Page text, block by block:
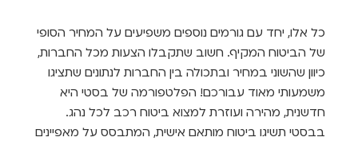
כל אלו, יחד עם גורמים נוספים משפיעים על המחיר הסופי
של הביטוח המקיף. חשוב שתקבלו הצעות מכל החברות,
כיוון שהשוני במחיר ובתכולה בין החברות לנתונים שתציגו
משמעותי מאוד עבורכם! הפלטפורמה של בסטי היא
חדשנית, מהירה ועוזרת למצוא ביטוח רכב לכל נהג.
בבסטי תשיגו ביטוח מותאם אישית, המתבסס על מאפיינים